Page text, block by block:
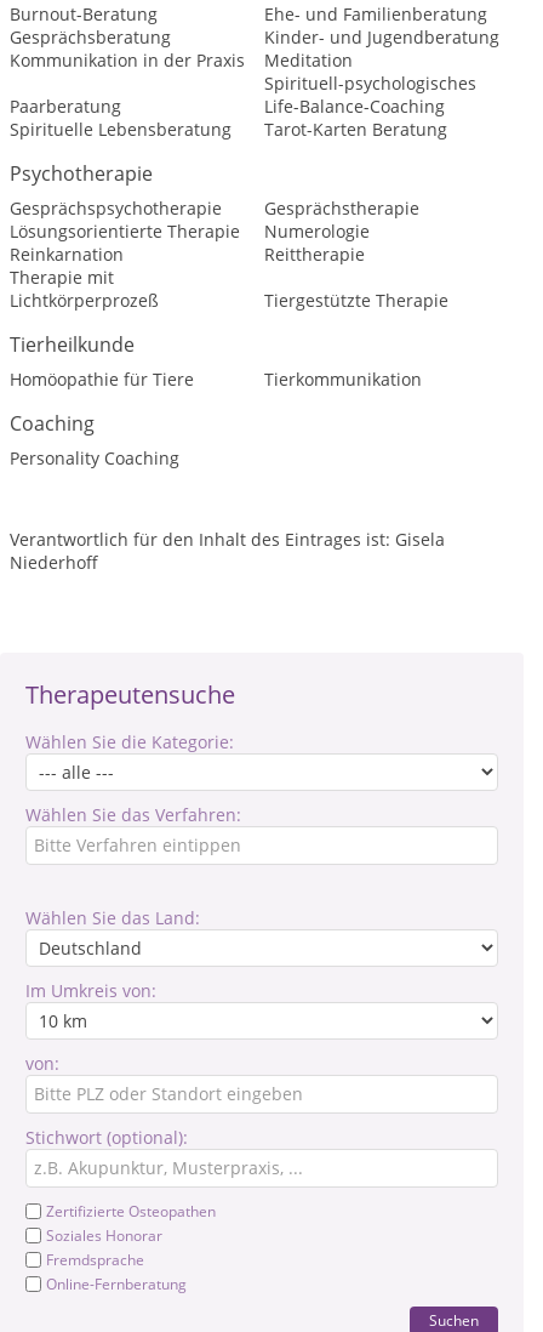
Therapeutensuche
Wählen Sie die Kategorie:
Wählen Sie das Verfahren:
Wählen Sie das Land:
Im Umkreis von:
von:
Stichwort (optional):
Zertifizierte Osteopathen
Soziales Honorar
Fremdsprache
Online-Fernberatung
Suchen
Burnout-Beratung
Ehe- und Familienberatung
Gesprächsberatung
Kinder- und Jugendberatung
Kommunikation in der Praxis
Meditation
Paarberatung
Spirituell-psychologisches
Life-Balance-Coaching
Spirituelle Lebensberatung
Tarot-Karten Beratung
Psychotherapie
Gesprächspsychotherapie
Gesprächstherapie
Lösungsorientierte Therapie
Numerologie
Reinkarnation
Reittherapie
Therapie mit
Lichtkörperprozeß
Tiergestützte Therapie
Tierheilkunde
Homöopathie für Tiere Tierkommunikation
Coaching
Personality Coaching
Verantwortlich für den Inhalt des Eintrages ist: Gisela
Niederhoff